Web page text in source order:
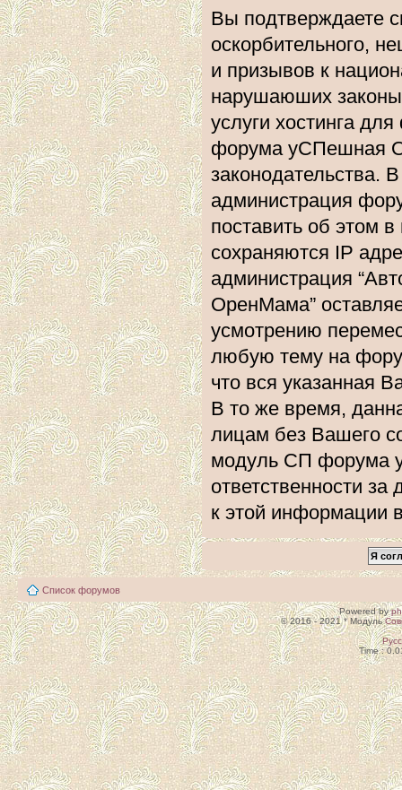
Вы подтверждаете
оскорбительного,
и призывов к
нарушаюших законы
услуги хостинга
форума уСПешная
законодательства.
администрация
поставить об этом
сохраняются IP
администрация
ОренМама”
усмотрению
любую тему на
что вся указанная
В то же время,
лицам без Вашего
модуль СП форума
ответственности за
к этой информации
Список форумов
Powered by
© 2016 - 2021 * Модуль
Time :